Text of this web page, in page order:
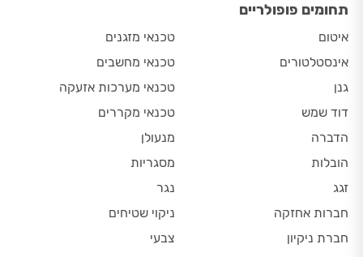
תחומים פופולריים
איטום
אינסטלטורים
גנן
דוד שמש
הדברה
הובלות
זגג
חברות אחזקה
חברת ניקיון
טכנאי מזגנים
טכנאי מחשבים
טכנאי מערכות אזעקה
טכנאי מקררים
מנעולן
מסגריות
נגר
ניקוי שטיחים
צבעי